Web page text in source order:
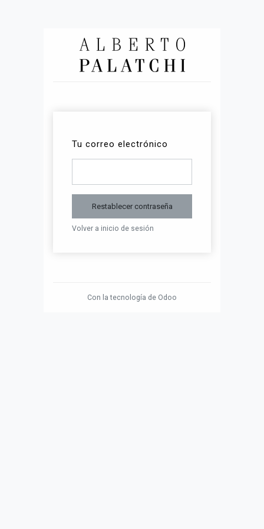
Tu correo electrónico
Restablecer contraseña
Volver a inicio de sesión
Con la tecnología de Odoo